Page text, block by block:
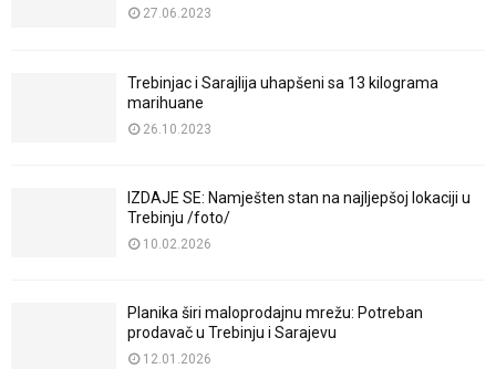
27.06.2023
Trebinjac i Sarajlija uhapšeni sa 13 kilograma
marihuane
26.10.2023
IZDAJE SE: Namješten stan na najljepšoj lokaciji u
Trebinju /foto/
10.02.2026
Planika širi maloprodajnu mrežu: Potreban
prodavač u Trebinju i Sarajevu
12.01.2026